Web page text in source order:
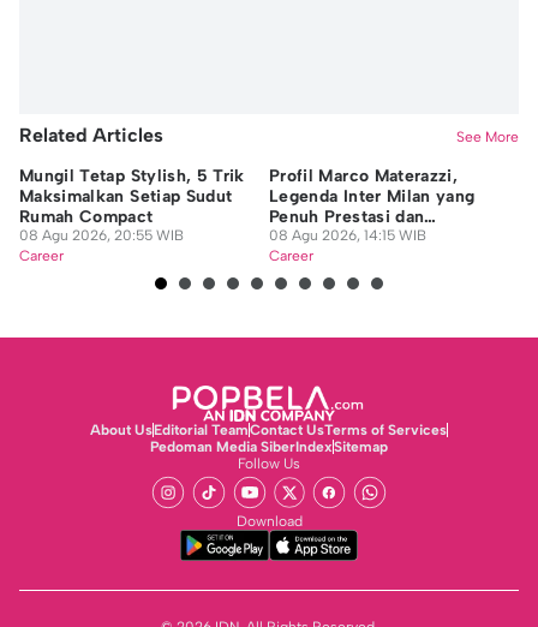
Related Articles See More
Mungil Tetap Stylish, 5 Trik
Maksimalkan Setiap Sudut
Rumah Compact
08 Agu 2026, 20:55 WIB
Career
Profil Marco Materazzi,
Legenda Inter Milan yang
Penuh Prestasi dan
Kontroversi
08 Agu 2026, 14:15 WIB
Career
About UsEditorial TeamContact UsTerms of Services
Pedoman Media SiberIndexSitemap
Follow Us
Download